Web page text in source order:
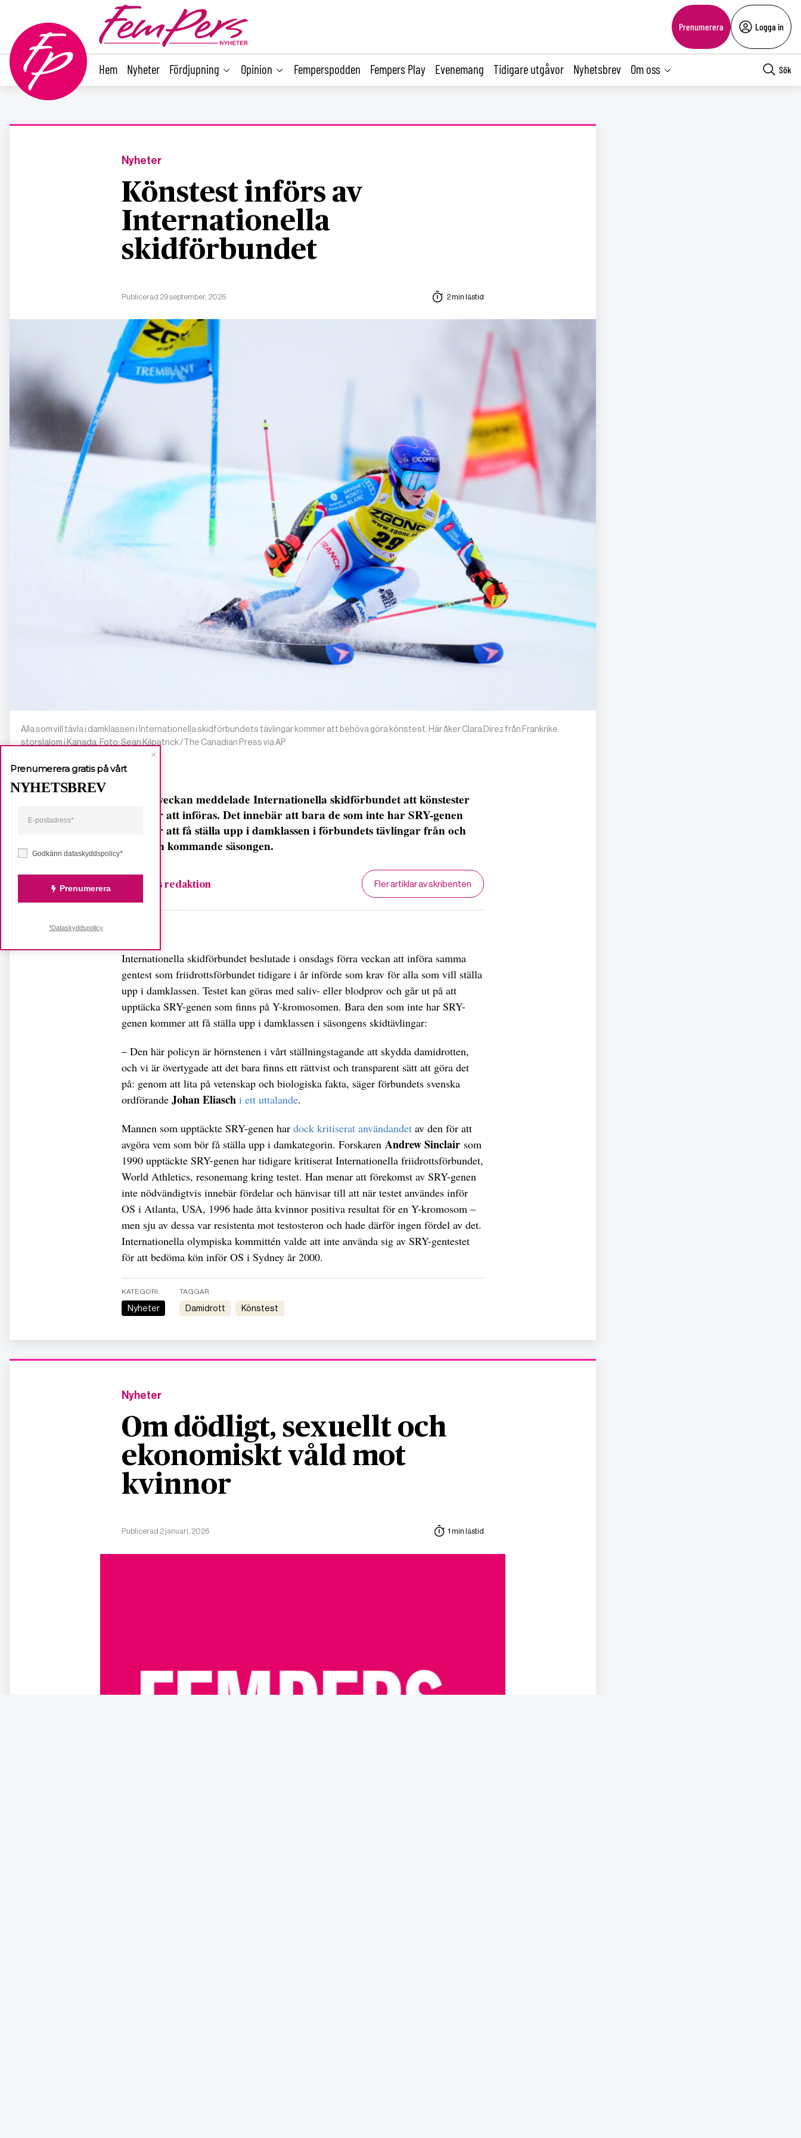
Prenumerera Logga in
Hem Nyheter Fördjupning Opinion Femperspodden Fempers Play Evenemang Tidigare utgåvor Nyhetsbrev Om oss Sök
Nyheter
Könstest införs av
Internationella
skidförbundet
Publicerad 29 september, 2025 2 min lästid
Alla som vill tävla i damklassen i Internationella skidförbundets tävlingar kommer att behöva göra könstest. Här åker Clara Direz från Frankrike
storslalom i Kanada. Foto: Sean Kilpatrick /The Canadian Press via AP
I förra veckan meddelade Internationella skidförbundet att könstester
kommer att införas. Det innebär att bara de som inte har SRY-genen
kommer att få ställa upp i damklassen i förbundets tävlingar från och
med den kommande säsongen.
Fempers redaktion Fler artiklar av skribenten
Internationella skidförbundet beslutade i onsdags förra veckan att införa samma
gentest som friidrottsförbundet tidigare i år införde som krav för alla som vill ställa
upp i damklassen. Testet kan göras med saliv- eller blodprov och går ut på att
upptäcka SRY-genen som finns på Y-kromosomen. Bara den som inte har SRY-
genen kommer att få ställa upp i damklassen i säsongens skidtävlingar:
– Den här policyn är hörnstenen i vårt ställningstagande att skydda damidrotten,
och vi är övertygade att det bara finns ett rättvist och transparent sätt att göra det
på: genom att lita på vetenskap och biologiska fakta, säger förbundets svenska
ordförande Johan Eliasch i ett uttalande.
Mannen som upptäckte SRY-genen har dock kritiserat användandet av den för att
avgöra vem som bör få ställa upp i damkategorin. Forskaren Andrew Sinclair som
1990 upptäckte SRY-genen har tidigare kritiserat Internationella friidrottsförbundet,
World Athletics, resonemang kring testet. Han menar att förekomst av SRY-genen
inte nödvändigtvis innebär fördelar och hänvisar till att när testet användes inför
OS i Atlanta, USA, 1996 hade åtta kvinnor positiva resultat för en Y-kromosom –
men sju av dessa var resistenta mot testosteron och hade därför ingen fördel av det.
Internationella olympiska kommittén valde att inte använda sig av SRY-gentestet
för att bedöma kön inför OS i Sydney år 2000.
KATEGORI
Nyheter
TAGGAR
damidrott könstest
Nyheter
Om dödligt, sexuellt och
ekonomiskt våld mot
kvinnor
Publicerad 2 januari, 2026 1 min lästid
Godkänn dataskyddspolicy*
Prenumerera
Prenumerera gratis på vårt
NYHETSBREV
*Dataskyddspolicy